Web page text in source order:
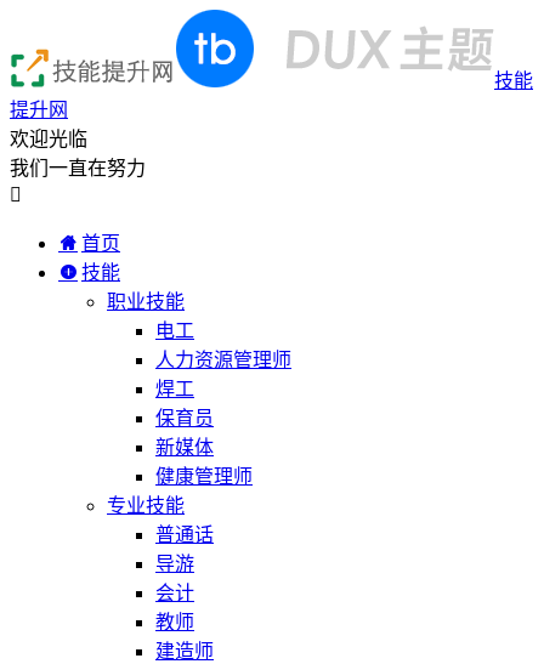
技能
提升网
欢迎光临
我们一直在努力

首页
技能
职业技能
电工
人力资源管理师
焊工
保育员
新媒体
健康管理师
专业技能
普通话
导游
会计
教师
建造师